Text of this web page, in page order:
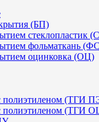
(БП)
стеклопластик
фольматкань
оцинковка (ОЦ)
полиэтиленом (ТГИ
полиэтиленом (ТГИ